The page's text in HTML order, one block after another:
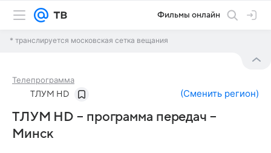
Фильмы онлайн
* транслируется московская сетка вещания
Телепрограмма
ТЛУМ HD (Сменить регион)
ТЛУМ HD – программа передач –
Минск